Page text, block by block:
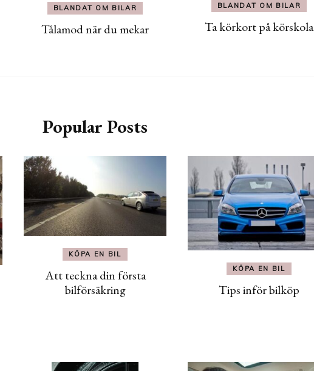
BLANDAT OM BILAR
Tålamod när du mekar
BLANDAT OM BILAR
Ta körkort på körskola
Popular Posts
KÖPA EN BIL
Att teckna din första
bilförsäkring
KÖPA EN BIL
Tips inför bilköp